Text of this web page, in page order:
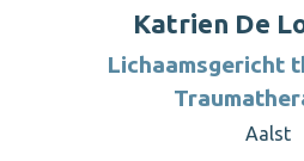
Katrien De
Lichaamsgericht
Aalst